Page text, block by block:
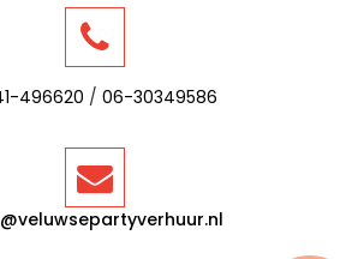
496620 / 06-30349586